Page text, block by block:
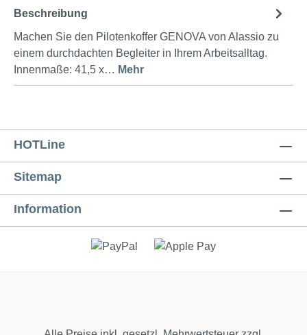
Beschreibung
Machen Sie den Pilotenkoffer GENOVA von Alassio zu
einem durchdachten Begleiter in Ihrem Arbeitsalltag.
Innenmaße: 41,5 x… Mehr
HOTLine
Sitemap
Information